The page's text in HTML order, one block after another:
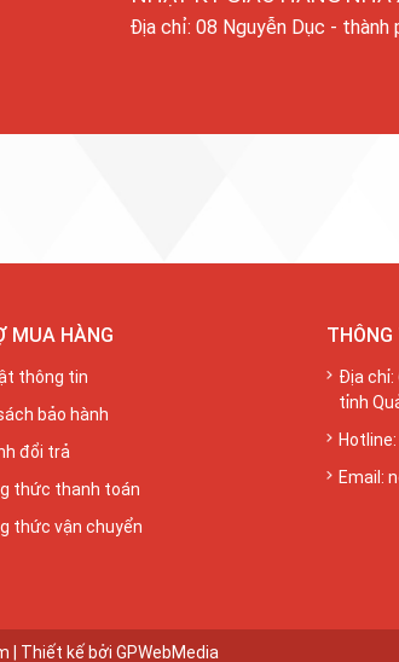
Địa chỉ: 08 Nguyễn Dục - thành
MUA HÀNG
thông tin
bảo hành
đổi trả
thức thanh toán
thức vận chuyển
THÔNG
Địa chỉ:
tỉnh
Email:
| Thiết kế bởi GPWebMedia